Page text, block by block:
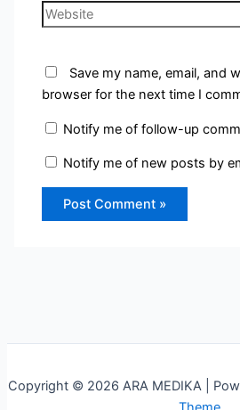
Save my name, email, and
browser for the next time I
Notify me of follow-up
Notify me of new posts by
Copyright © 2026 ARA MEDIKA |